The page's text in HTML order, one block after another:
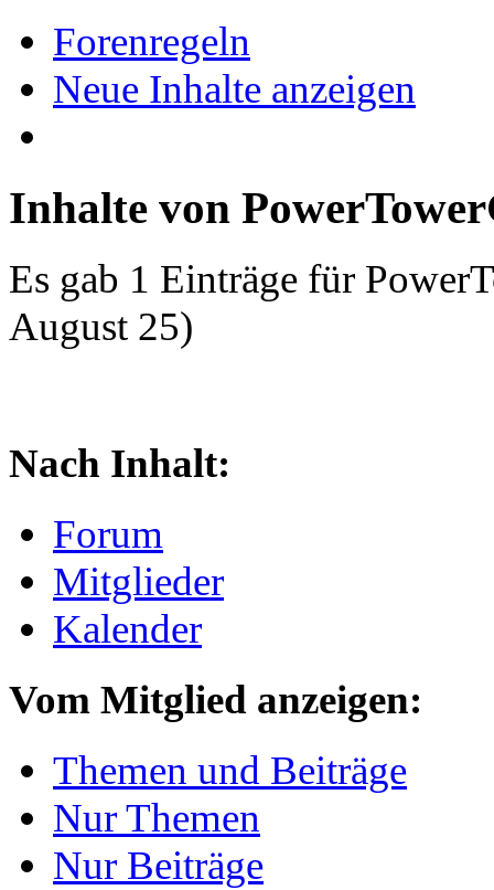
Forenregeln
Neue Inhalte anzeigen
Inhalte von
Es gab 1 Einträge für
August 25)
Nach Inhalt:
Forum
Mitglieder
Kalender
Vom Mitglied anzeigen:
Themen und Beiträge
Nur Themen
Nur Beiträge